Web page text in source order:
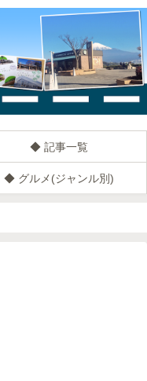
◆ 記事一覧
◆ グルメ(ジャンル別)